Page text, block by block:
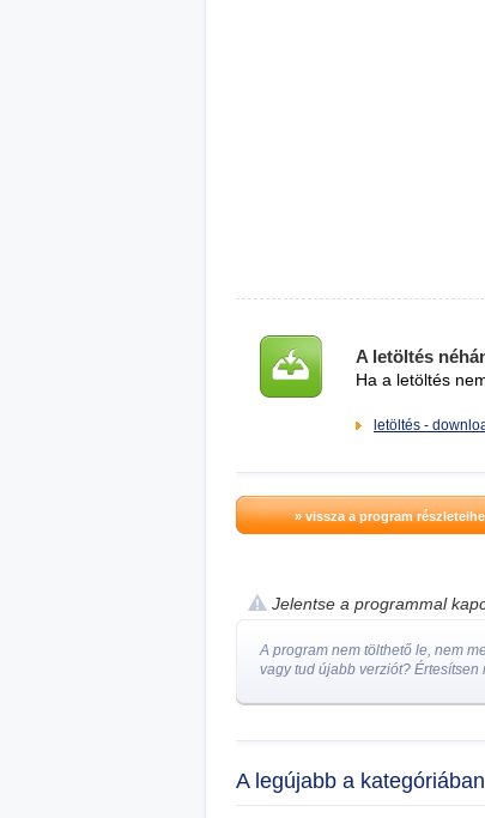
A letöltés
Ha a letöltés
letöltés -
» vissza a program
Jelentse a programmal
A program nem tölthető le, nem
vagy tud újabb verziót? Értesítsen
A legújabb a kategóriában